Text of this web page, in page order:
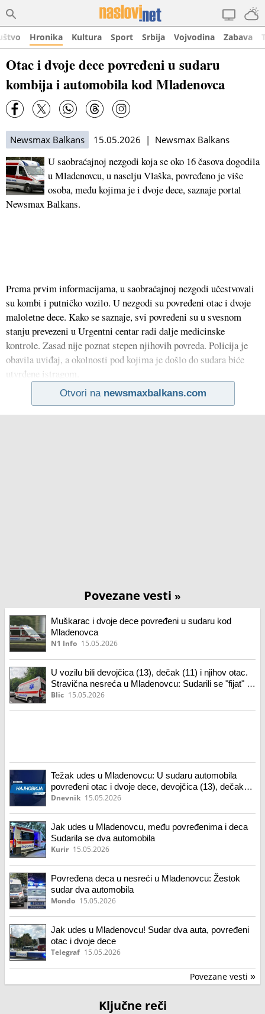
Hronika Kultura Sport Srbija Vojvodina Zabava
Otac i dvoje dece povređeni u sudaru
kombija i automobila kod Mladenovca
Newsmax Balkans 15.05.2026 | Newsmax Balkans
U saobraćajnoj nezgodi koja se oko 16 časova dogodila
u Mladenovcu, u naselju Vlaška, povređeno je više
osoba, među kojima je i dvoje dece, saznaje portal
Newsmax Balkans.
Prema prvim informacijama, u saobraćajnoj nezgodi učestvovali
su kombi i putničko vozilo. U nezgodi su povređeni otac i dvoje
maloletne dece. Kako se saznaje, svi povređeni su u svesnom
stanju prevezeni u Urgentni centar radi dalje medicinske
kontrole. Zasad nije poznat stepen njihovih povreda. Policija je
obavila uviđaj, a okolnosti pod kojima je došlo do sudara biće
utvrđene istragom.
Otvori na newsmaxbalkans.com
Povezane vesti »
Muškarac i dvoje dece povređeni u sudaru kod
Mladenovca
N1 Info 15.05.2026
U vozilu bili devojčica (13), dečak (11) i njihov otac.
Stravična nesreća u Mladenovcu: Sudarili se "fijat" i
"sitroen"
Blic 15.05.2026
Težak udes u Mladenovcu: U sudaru automobila
povređeni otac i dvoje dece, devojčica (13), dečak
(11)
Dnevnik 15.05.2026
Jak udes u Mladenovcu, među povređenima i deca
Sudarila se dva automobila
Kurir 15.05.2026
Povređena deca u nesreći u Mladenovcu: Žestok
sudar dva automobila
Mondo 15.05.2026
Jak udes u Mladenovcu! Sudar dva auta, povređeni
otac i dvoje dece
Telegraf 15.05.2026
Povezane vesti »
Ključne reči